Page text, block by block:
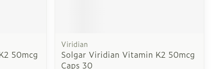
50mcg
Viridian
Solgar Viridian Vitamin K2 50mcg
Caps 30